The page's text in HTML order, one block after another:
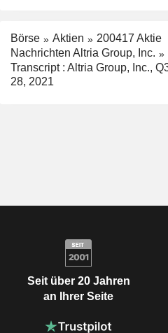
Börse Aktien
200417 Aktie
Nachrichten Altria Group, Inc.
Transcript : Altria Group, Inc.,
28, 2021
Seit über 20 Jahren
an Ihrer Seite